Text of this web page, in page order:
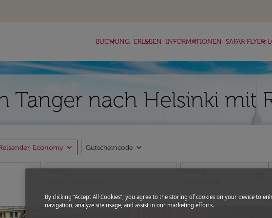
BUCHUNG
keyboard_arrow_down ERLEBEN
keyboard_arrow_down INFORMATIONEN
keyboard_arrow_down SAFAR FLYER-
keyboard_arrow_down
Tanger nach Helsinki mit
Economy expand_more Gutscheincode expand_more
By clicking “Accept All Cookies”, you agree to the storing of cookies on your device to
navigation, analyze site usage, and assist in our marketing efforts.